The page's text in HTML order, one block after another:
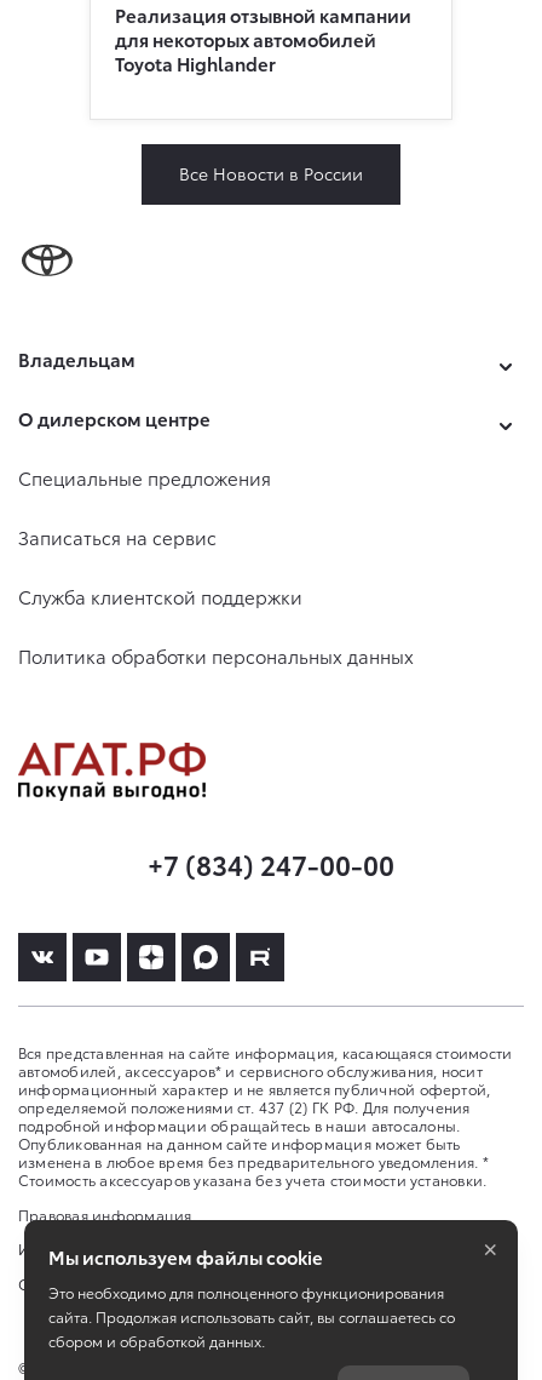
Реализация отзывной кампании
для некоторых автомобилей
Toyota Highlander
Все Новости в России
Владельцам
О дилерском центре
Специальные предложения
Записаться на сервис
Служба клиентской поддержки
Политика обработки персональных данных
+7 (834) 247-00-00
Вся представленная на сайте информация, касающаяся стоимости
автомобилей, аксессуаров* и сервисного обслуживания, носит
информационный характер и не является публичной офертой,
определяемой положениями ст. 437 (2) ГК РФ. Для получения
подробной информации обращайтесь в наши автосалоны.
Опубликованная на данном сайте информация может быть
изменена в любое время без предварительного уведомления. *
Стоимость аксессуаров указана без учета стоимости установки.
Правовая информация
Изменить настройку cookies
Сбросить cookie
©
Мы используем файлы cookie
Это необходимо для полноценного функционирования
сайта. Продолжая использовать сайт, вы соглашаетесь со
сбором и обработкой данных.
×